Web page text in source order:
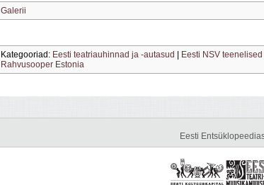
Galerii
Kategooriad: Eesti teatriauhinnad ja -autasud Eesti NSV
Rahvusooper Estonia
Eesti